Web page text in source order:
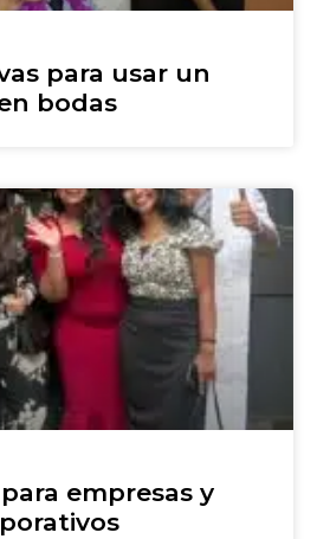
para usar un
bodas
empresas y